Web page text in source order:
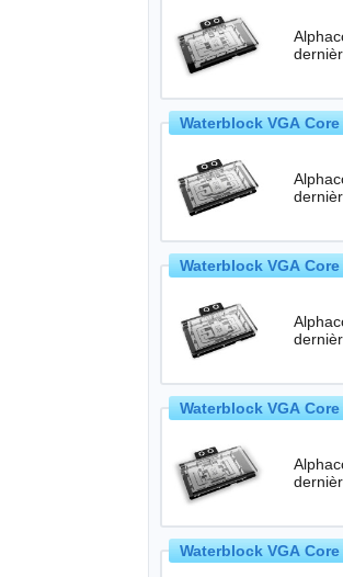
Waterblock VGA
Waterblock VGA
Waterblock VGA
Waterblock VGA